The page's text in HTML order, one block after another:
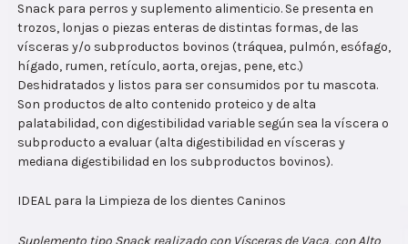
Snack para perros y suplemento alimenticio. Se presenta en
trozos, lonjas o piezas enteras de distintas formas, de las
vísceras y/o subproductos bovinos (tráquea, pulmón, esófago,
hígado, rumen, retículo, aorta, orejas, pene, etc.)
Deshidratados y listos para ser consumidos por tu mascota.
Son productos de alto contenido proteico y de alta
palatabilidad, con digestibilidad variable según sea la víscera o
subproducto a evaluar (alta digestibilidad en vísceras y
mediana digestibilidad en los subproductos bovinos).
IDEAL para la Limpieza de los dientes Caninos
Suplemento tipo Snack realizado con Vísceras de Vaca, con Alto